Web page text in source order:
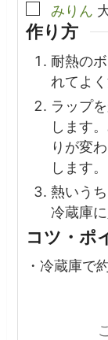
▢
みりん
作り方
耐熱の
れてよく
ラップ
します
りが変
します。
熱いう
冷蔵庫に
コツ・ポ
・冷蔵庫で